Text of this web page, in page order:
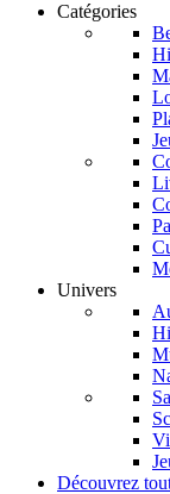
Catégories
Univers
Découvrez